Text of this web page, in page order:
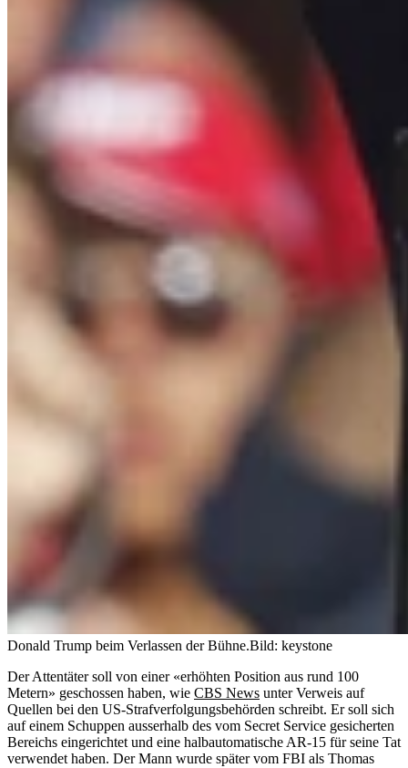
Donald Trump beim Verlassen der Bühne.Bild: keystone
Der Attentäter soll von einer «erhöhten Position aus rund 100
Metern» geschossen haben, wie CBS News unter Verweis auf
Quellen bei den US-Strafverfolgungsbehörden schreibt. Er soll sich
auf einem Schuppen ausserhalb des vom Secret Service gesicherten
Bereichs eingerichtet und eine halbautomatische AR-15 für seine Tat
verwendet haben. Der Mann wurde später vom FBI als Thomas